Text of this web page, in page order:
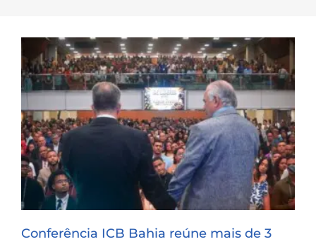
Conferência ICB Bahia reúne mais de 3
mil pessoas em Salvador
Conferência ICB Bahia reúne mais de 3